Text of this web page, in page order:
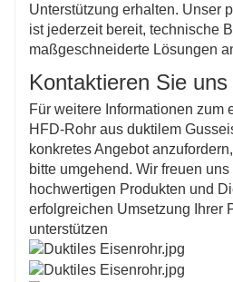
Unterstützung erhalten. Unser
ist jederzeit bereit, technische
maßgeschneiderte Lösungen
Kontaktieren Sie uns
Für weitere Informationen zum
HFD-Rohr aus duktilem
konkretes Angebot
bitte umgehend. Wir freuen
hochwertigen Produkten und
erfolgreichen Umsetzung Ihrer
unterstützen